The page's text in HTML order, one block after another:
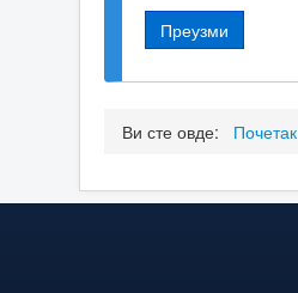
Преузми
Ви сте овде: Почетак